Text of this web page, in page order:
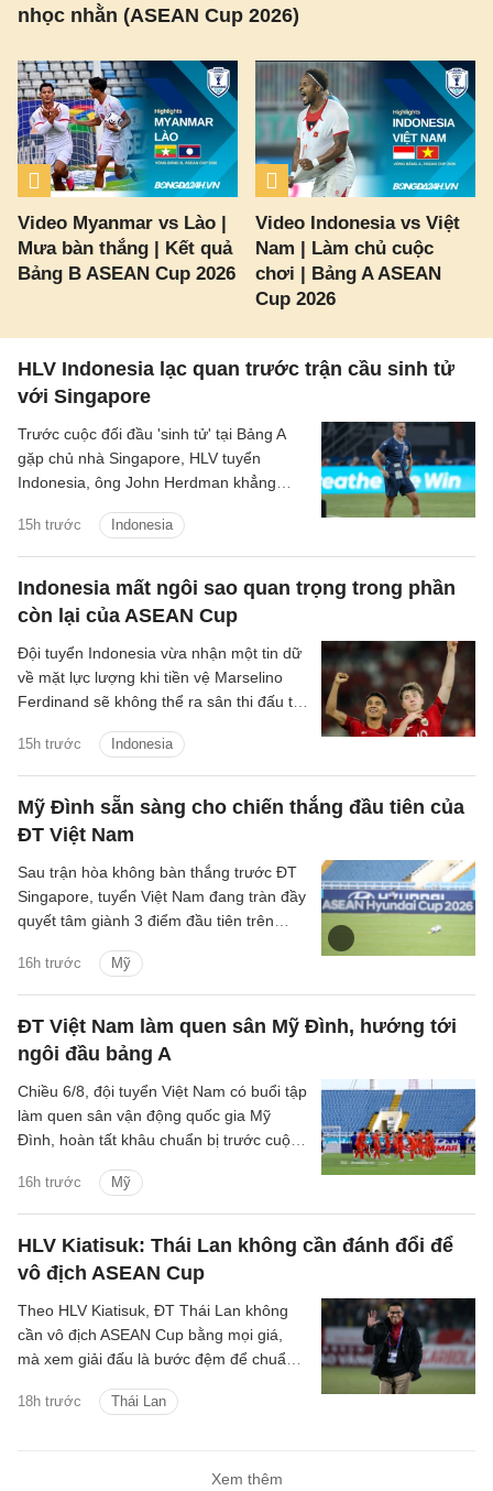
nhọc nhằn (ASEAN Cup 2026)
Video Myanmar vs Lào |
Mưa bàn thắng | Kết quả
Bảng B ASEAN Cup 2026
Video Indonesia vs Việt
Nam | Làm chủ cuộc
chơi | Bảng A ASEAN
Cup 2026
HLV Indonesia lạc quan trước trận cầu sinh tử
với Singapore
15h trước Indonesia
Trước cuộc đối đầu 'sinh tử' tại Bảng A
gặp chủ nhà Singapore, HLV tuyển
Indonesia, ông John Herdman khẳng
giành chiến thắng để giữ vững hy vọng
giành chức vô địch.
Indonesia mất ngôi sao quan trọng trong phần
còn lại của ASEAN Cup
15h trước Indonesia
Đội tuyển Indonesia vừa nhận một tin dữ
về mặt lực lượng khi tiền vệ Marselino
Ferdinand sẽ không thể ra sân thi đấu tại
Mỹ Đình sẵn sàng cho chiến thắng đầu tiên của
ĐT Việt Nam
16h trước Mỹ
Sau trận hòa không bàn thắng trước ĐT
Singapore, tuyển Việt Nam đang tràn đầy
quyết tâm giành 3 điểm đầu tiên trên
ĐT Việt Nam làm quen sân Mỹ Đình, hướng tới
ngôi đầu bảng A
16h trước Mỹ
Chiều 6/8, đội tuyển Việt Nam có buổi tập
làm quen sân vận động quốc gia Mỹ
Đình, hoàn tất khâu chuẩn bị trước cuộc
bảng A ASEAN Cup 2026.
HLV Kiatisuk: Thái Lan không cần đánh đổi để
vô địch ASEAN Cup
18h trước Thái Lan
Theo HLV Kiatisuk, ĐT Thái Lan không
cần vô địch ASEAN Cup bằng mọi giá,
mà xem giải đấu là bước đệm để chuẩn
World Cup.
Xem thêm